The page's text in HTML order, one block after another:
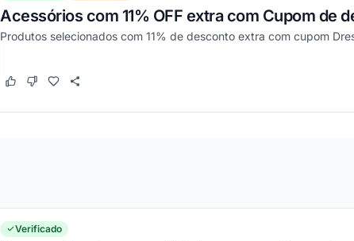
Acessórios com 11% OFF extra com Cupom de
Produtos selecionados com 11% de desconto extra com cupom
Este cupom funcionou
Este cupom não funcionou
Verificado